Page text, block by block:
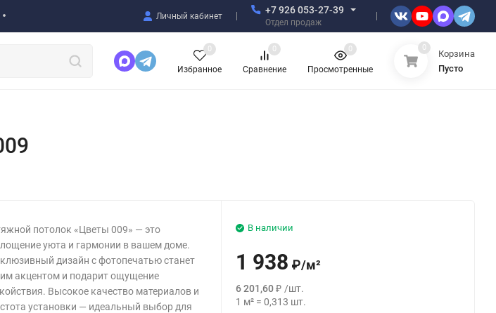
Личный кабинет
+7 926 053-27-39
Отдел продаж
Избранное
0
Сравнение
0
Просмотренные
0 0
Корзина
Пусто
потолок «Цветы 009» — это
уюта и гармонии в вашем доме.
дизайн с фотопечатью станет
акцентом и подарит ощущение
Высокое качество материалов и
установки — идеальный выбор для
В наличии
1 938 ₽/м²
6 201,60₽ /шт.
1 м² =0,313 шт.